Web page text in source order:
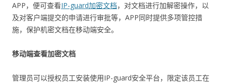
APP，便可查看IP-guard加密文档，对文档进行加解密操作，以
及对客户端提交的申请进行审批等，APP同时提供多项管控措
施，保护机密文档在移动端安全。
移动端查看加密文档
管理员可以授权员工安装使用IP-guard安全平台，限定该员工在